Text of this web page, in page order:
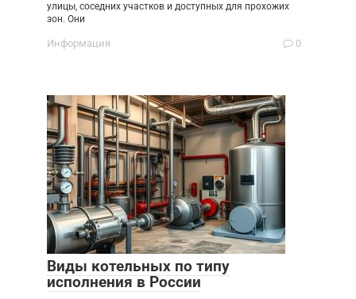
улицы, соседних участков и доступных для прохожих
зон. Они
Информация 0
Виды котельных по типу
исполнения в России